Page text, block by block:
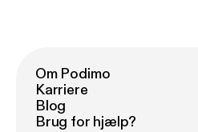
Om Podimo
Karriere
Blog
Brug for hjælp?